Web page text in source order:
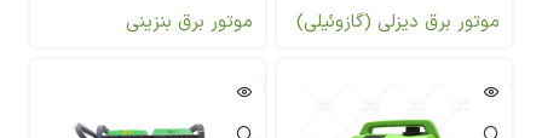
موتور برق دیزلی (گازوئیلی)
موتور برق بنزینی